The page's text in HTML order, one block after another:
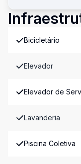
Bicicletário
Elevador
Elevador de
Lavanderia
Piscina Coletiva